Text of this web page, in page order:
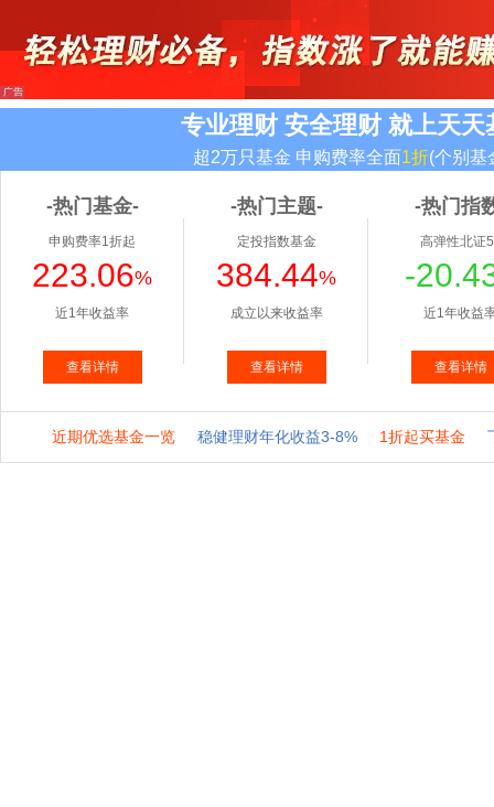
专业理财 安全理财 就上天天
超2万只基金 申购费率全面1折(个别基
-热门基金-
申购费率1折起
223.06%
近1年收益率
查看详情
-热门主题-
定投指数基金
384.44%
成立以来收益率
查看详情
-热门指
高弹性北证
-
近1年收益
查看详情
近期优选基金一览 稳健理财年化收益3-8% 1折起买基金